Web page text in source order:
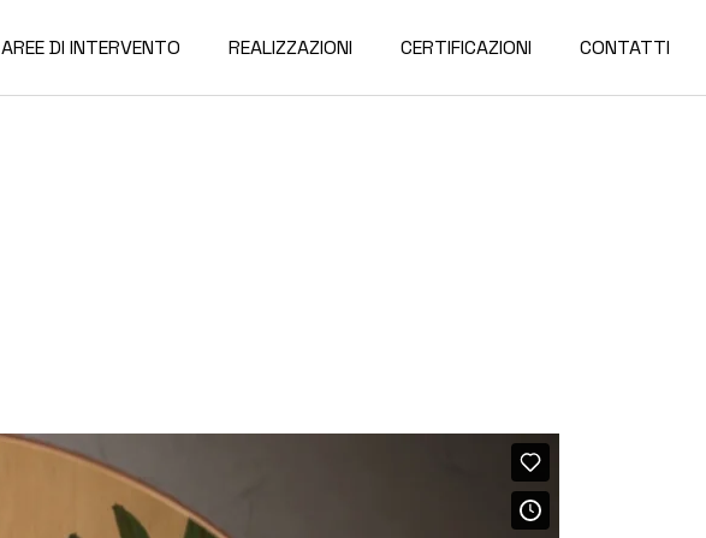
AREE DI INTERVENTO REALIZZAZIONI CERTIFICAZIONI CONTATTI